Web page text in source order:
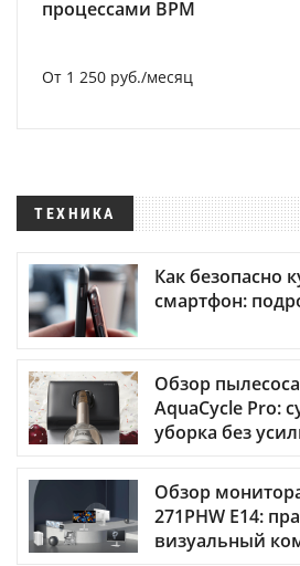
процессами BPM
От 1 250 руб./месяц
ТЕХНИКА
Как безопасно
смартфон:
Обзор
AquaCycle Pro:
уборка без
Обзор
271PHW E14:
визуальный